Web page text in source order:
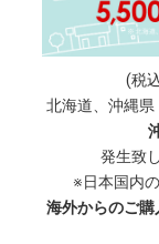
(税
北海道、沖縄
発生致
※日本国内
海外からのご